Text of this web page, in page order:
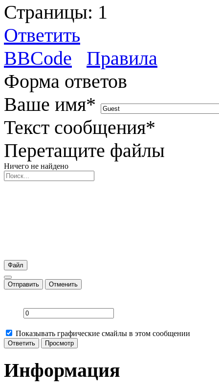
Страницы: 1
Ответить
BBCode
Правила
Форма ответов
Ваше имя*
Текст сообщения*
Перетащите файлы
Ничего не найдено
Файл
Отправить Отменить
Показывать графические смайлы в этом сообщении
Информация